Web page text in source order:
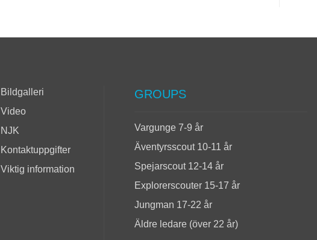
Bildgalleri
Video
NJK
Kontaktuppgifter
Viktig information
GROUPS
Vargunge 7-9 år
Äventyrsscout 10-11 år
Spejarscout 12-14 år
Explorerscouter 15-17 år
Jungman 17-22 år
Äldre ledare (över 22 år)